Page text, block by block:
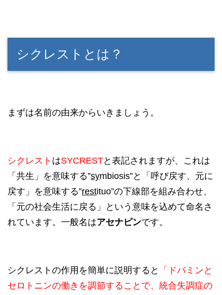
シクレストとは？
まずは名前の由来からいきましょう。
シクレスト はSYCRESTと表記されますが、これは
「共生」を意味する”symbiosis”と「呼び戻す、元に
戻す」を意味する”restituo”の下線部を組み合わせ、
「元の社会生活に戻る」という意味を込めて命名さ
れています。一般名はアセナピンです。
シクレストの作用を簡単に説明すると
「ドパミンと
セロトニンの働きを調節することで、統合失調症の